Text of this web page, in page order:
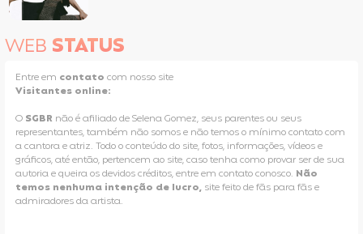
WEB STATUS
Entre em contato com nosso site
Visitantes online:
O SGBR não é afiliado de Selena Gomez, seus parentes ou seus
representantes, também não somos e não temos o mínimo contato com
a cantora e atriz. Todo o conteúdo do site, fotos, informações, vídeos e
gráficos, até então, pertencem ao site, caso tenha como provar ser de sua
autoria e queira os devidos créditos, entre em contato conosco. Não
temos nenhuma intenção de lucro, site feito de fãs para fãs e
admiradores da artista.